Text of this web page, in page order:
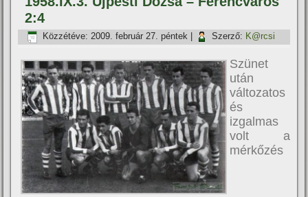
2:4
Közzétéve: 2009. február 27. péntek Szerző: K@rcsi
Szünet
után
változatos
és
izgalmas
volt a
mérkőzés